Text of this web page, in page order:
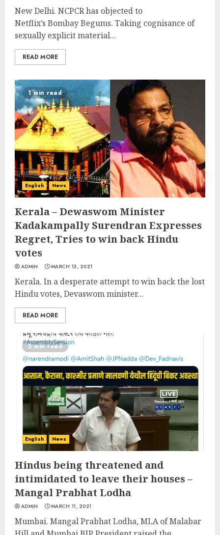
New Delhi. NCPCR has objected to
Netflix’s Bombay Begums. Taking cognisance of
sexually explicit material...
READ MORE
1 min read
English News
Kerala – Dewaswom Minister
Kadakampally Surendran Expresses
Regret, Tries to win back Hindu
votes
ADMIN MARCH 13, 2021
Kerala. In a desperate attempt to win back the lost
Hindu votes, Devaswom minister...
READ MORE
2 min read
English News
Hindus being threatened and
intimidated to leave their houses –
Mangal Prabhat Lodha
ADMIN MARCH 11, 2021
Mumbai. Mangal Prabhat Lodha, MLA of Malabar